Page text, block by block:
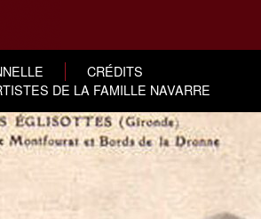
CRÉDITS
DE LA FAMILLE NAVARRE